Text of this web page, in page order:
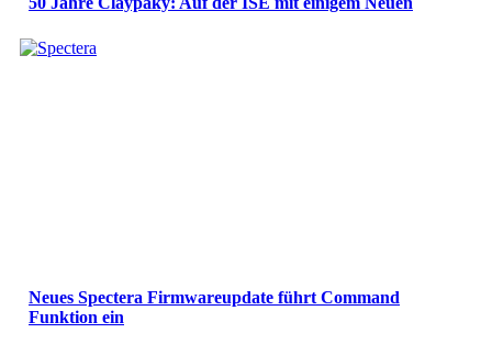
Neues Spectera Firmwareupdate führt Command
Funktion ein